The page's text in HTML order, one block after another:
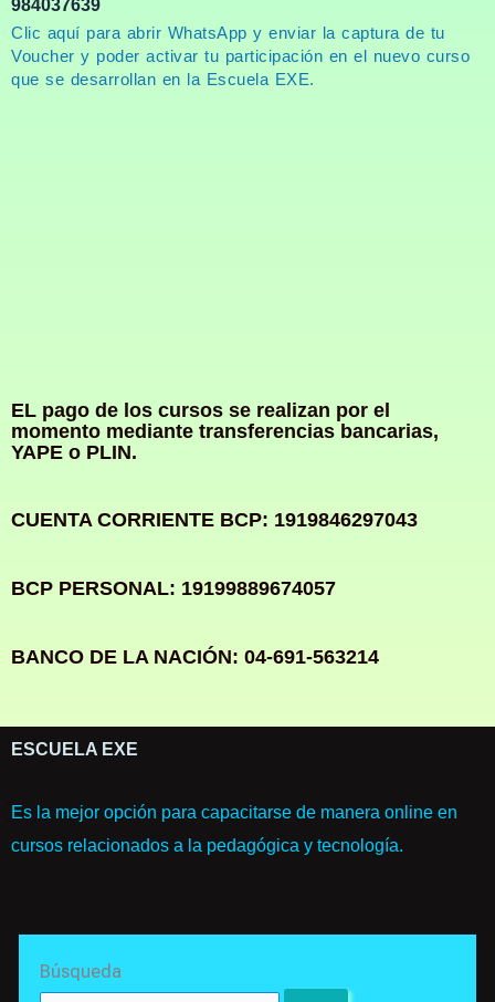
984037639
Clic aquí para abrir WhatsApp y enviar la captura de tu
Voucher y poder activar tu participación en el nuevo curso
que se desarrollan en la Escuela EXE.
EL pago de los cursos se realizan por el
momento mediante transferencias bancarias,
YAPE o PLIN.
CUENTA CORRIENTE BCP: 1919846297043
BCP PERSONAL: 19199889674057
BANCO DE LA NACIÓN: 04-691-563214
ESCUELA EXE
Es la mejor opción para capacitarse de manera online en
cursos relacionados a la pedagógica y tecnología.
Búsqueda
for: